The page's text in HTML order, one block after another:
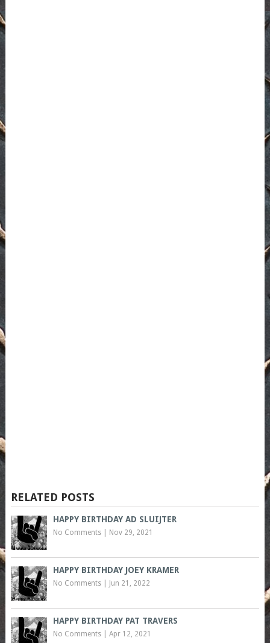
RELATED POSTS
HAPPY BIRTHDAY AD SLUIJTER
No Comments| Nov 29, 2021
HAPPY BIRTHDAY JOEY KRAMER
No Comments| Jun 21, 2022
HAPPY BIRTHDAY PAT TRAVERS
No Comments| Apr 12, 2021